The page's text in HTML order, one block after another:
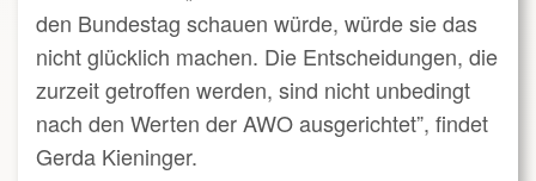
den Bundestag schauen würde, würde sie das
nicht glücklich machen. Die Entscheidungen, die
zurzeit getroffen werden, sind nicht unbedingt
nach den Werten der AWO ausgerichtet”, findet
Gerda Kieninger.